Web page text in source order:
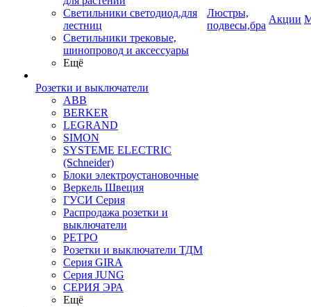
Светильники светодиод.для
лестниц
Светильники трековые,
шинопровод и аксессуары
Ещё
Розетки и выключатели
ABB
BERKER
LEGRAND
SIMON
SYSTEME ELECTRIC
(Schneider)
Блоки электроустановочные
Веркель Швеция
ГУСИ Серия
Распродажа розетки и
выключатели
РЕТРО
Розетки и выключатели ТДМ
Серия GIRA
Серия JUNG
СЕРИЯ ЭРА
Ещё
Люстры,
подвесы,бра
Акции